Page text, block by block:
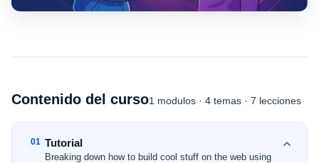
Contenido del curso1 modulos · 4 temas · 7 lecciones
01 Tutorial
Breaking down how to build cool stuff on the web using